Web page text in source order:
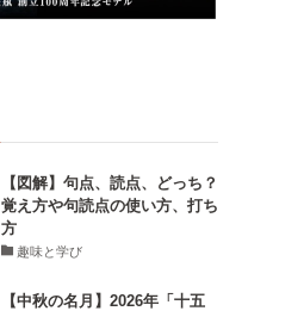
【図解】句点、読点、どっち？
覚え方や句読点の使い方、打ち
方
趣味と学び
【中秋の名月】2026年「十五